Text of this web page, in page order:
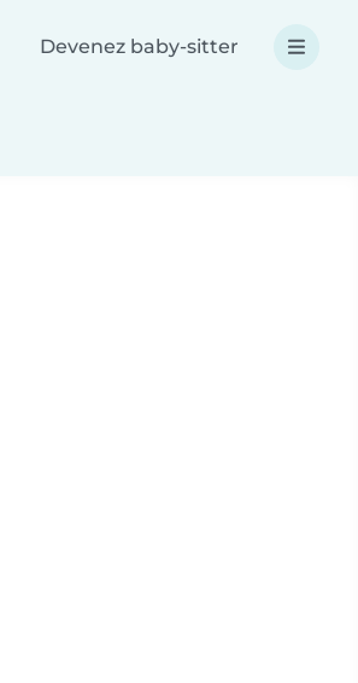
Devenez baby-sitter